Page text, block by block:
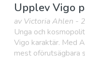
Upplev Vigo
av Victoria Ahlen -
Unga och
Vigo karaktär. Med
mest oförutsägbara